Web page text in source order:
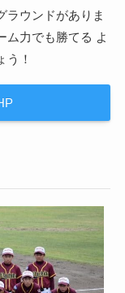
ラウンドがありま
ム力でも勝てる よ
う！